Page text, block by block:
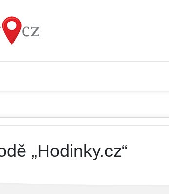
„Hodinky.cz“